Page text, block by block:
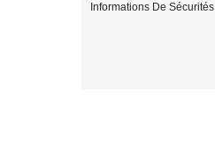
Informations De Sécurités